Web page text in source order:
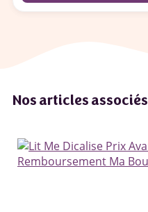
Nos articles associés